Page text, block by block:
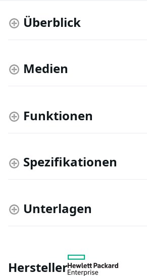
Überblick
Medien
Funktionen
Spezifikationen
Unterlagen
Hersteller